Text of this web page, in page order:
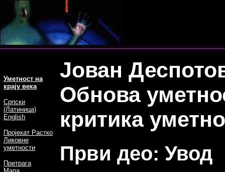
Уметност на
крају века
Српски
(Латиница)
English
Пројекат Растко
Ликовне
уметности
Претрага
Јован
Обнова
критика
Први део: Увод